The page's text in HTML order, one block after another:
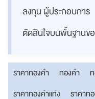
ลงทุน ผู้ประกอบการ
ตัดสินใจบนพื้นฐานขอ
ราคาทองคำ ทองคำ
ราคาทองคำแท่ง
ราคาท